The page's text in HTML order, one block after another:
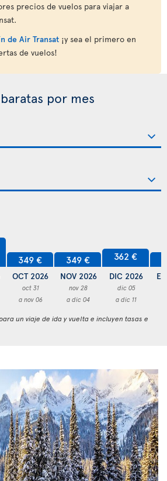
precios de vuelos para viajar a
de Air Transat ¡y sea el primero en
de vuelos!
por mes
349 €
OCT 2026
oct 31
a nov 06
349 €
NOV 2026
nov 28
a dic 04
362 €
DIC 2026
dic 05
a dic 11
un viaje de ida y vuelta e incluyen tasas e